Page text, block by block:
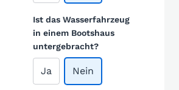
Ist das Wasserfahrzeug
in einem Bootshaus
untergebracht?
Ja Nein